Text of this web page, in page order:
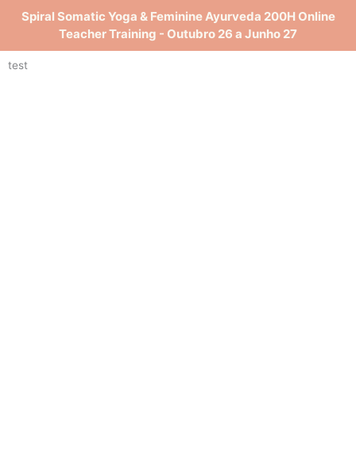
Spiral Somatic Yoga & Feminine Ayurveda 200H Online
Teacher Training - Outubro 26 a Junho 27
test